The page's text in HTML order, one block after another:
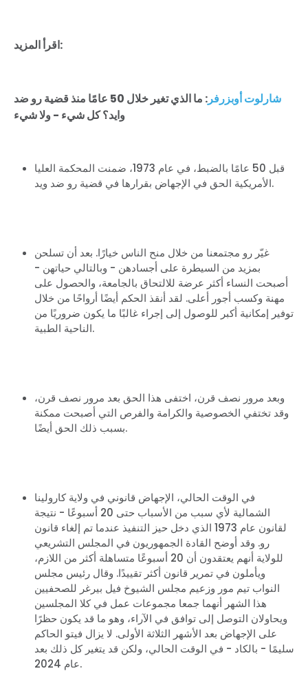
اقرأ المزيد:
شارلوت أوبزرفر
: ما الذي تغير خلال 50 عامًا منذ قضية رو ضد
وايد؟ كل شيء - ولا شيء
قبل 50 عامًا بالضبط، في عام 1973، ضمنت المحكمة العليا
الأمريكية الحق في الإجهاض بقرارها في قضية رو ضد ويد.
غيّر رو مجتمعنا من خلال منح الناس خيارًا. بعد أن تسلحن
بمزيد من السيطرة على أجسادهن - وبالتالي حياتهن -
أصبحت النساء أكثر عرضة للالتحاق بالجامعة، والحصول على
مهنة وكسب أجور أعلى. لقد أنقذ الحكم أيضًا أرواحًا من خلال
توفير إمكانية أكبر للوصول إلى إجراء غالبًا ما يكون ضروريًا من
الناحية الطبية.
وبعد مرور نصف قرن، اختفى هذا الحق بعد مرور نصف قرن،
وقد تختفي الخصوصية والكرامة والفرص التي أصبحت ممكنة
بسبب ذلك الحق أيضًا.
في الوقت الحالي، الإجهاض قانوني في ولاية كارولينا
الشمالية لأي سبب من الأسباب حتى 20 أسبوعًا - نتيجة
لقانون عام 1973 الذي دخل حيز التنفيذ عندما تم إلغاء قانون
رو. وقد أوضح القادة الجمهوريون في المجلس التشريعي
للولاية أنهم يعتقدون أن 20 أسبوعًا متساهلة أكثر من اللازم،
ويأملون في تمرير قانون أكثر تقييدًا. وقال رئيس مجلس
النواب تيم مور وزعيم مجلس الشيوخ فيل بيرغر للصحفيين
هذا الشهر أنهما جمعا مجموعات عمل في كلا المجلسين
ويحاولان التوصل إلى توافق في الآراء، وهو ما قد يكون حظرًا
على الإجهاض بعد الأشهر الثلاثة الأولى. لا يزال فيتو الحاكم
سليمًا - بالكاد - في الوقت الحالي، ولكن قد يتغير كل ذلك بعد
عام 2024.